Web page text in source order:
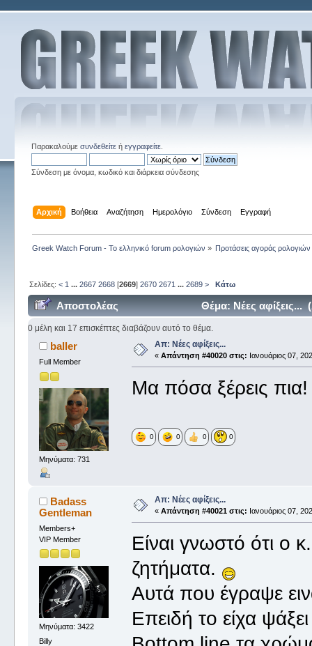
Παρακαλούμε συνδεθείτεή εγγραφείτε.
Σύνδεση με όνομα, κωδικό και διάρκεια σύνδεσης
Αρχική Βοήθεια Αναζήτηση Ημερολόγιο Σύνδεση Εγγραφή
Greek Watch Forum - Το ελληνικό forum ρολογιών » Προτάσεις αγοράς ρολογιών
Σελίδες: < 1 ... 2667 2668[2669] 2670 2671 ... 2689 > Κάτω
Αποστολέας Θέμα: Νέες αφίξεις...
0 μέλη και 17 επισκέπτες διαβάζουν αυτό το θέμα.
baller
Full Member
Μηνύματα: 731
Απ: Νέες αφίξεις...
« Απάντηση #40020 στις: Ιανουάριος 07,
Μα πόσα ξέρεις
0 0 0 0
Badass
Gentleman
Members+
VIP Member
Μηνύματα: 3422
Billy
Απ: Νέες αφίξεις...
« Απάντηση #40021 στις: Ιανουάριος 07,
Είναι γνωστό ότι ο
ζητήματα.
Αυτά που έγραψε
Επειδή το είχα